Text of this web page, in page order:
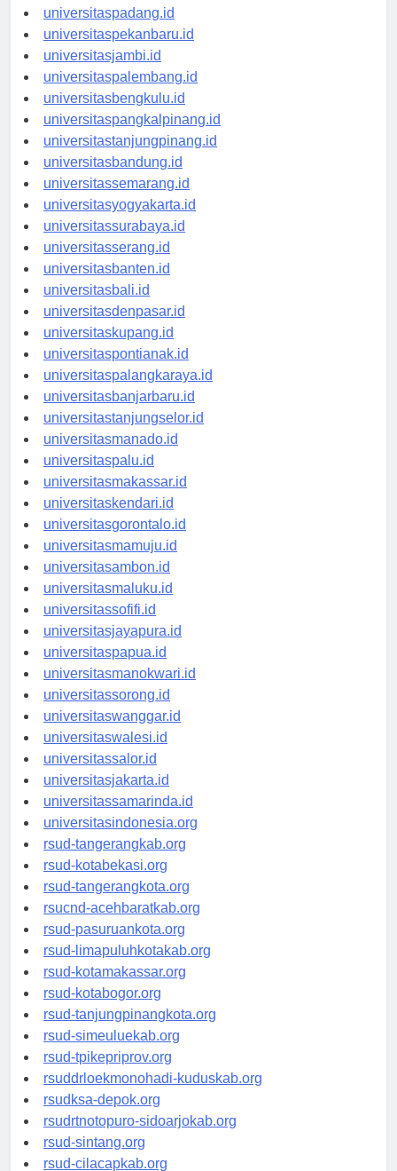
universitasmedan.id
universitaspadang.id
universitaspekanbaru.id
universitasjambi.id
universitaspalembang.id
universitasbengkulu.id
universitaspangkalpinang.id
universitastanjungpinang.id
universitasbandung.id
universitassemarang.id
universitasyogyakarta.id
universitassurabaya.id
universitasserang.id
universitasbanten.id
universitasbali.id
universitasdenpasar.id
universitaskupang.id
universitaspontianak.id
universitaspalangkaraya.id
universitasbanjarbaru.id
universitastanjungselor.id
universitasmanado.id
universitaspalu.id
universitasmakassar.id
universitaskendari.id
universitasgorontalo.id
universitasmamuju.id
universitasambon.id
universitasmaluku.id
universitassofifi.id
universitasjayapura.id
universitaspapua.id
universitasmanokwari.id
universitassorong.id
universitaswanggar.id
universitaswalesi.id
universitassalor.id
universitasjakarta.id
universitassamarinda.id
universitasindonesia.org
rsud-tangerangkab.org
rsud-kotabekasi.org
rsud-tangerangkota.org
rsucnd-acehbaratkab.org
rsud-pasuruankota.org
rsud-limapuluhkotakab.org
rsud-kotamakassar.org
rsud-kotabogor.org
rsud-tanjungpinangkota.org
rsud-simeuluekab.org
rsud-tpikepriprov.org
rsuddrloekmonohadi-kuduskab.org
rsudksa-depok.org
rsudrtnotopuro-sidoarjokab.org
rsud-sintang.org